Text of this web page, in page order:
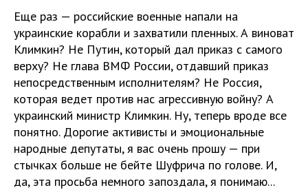
Еще раз — российские военные напали на
украинские корабли и захватили пленных. А виноват
Климкин? Не Путин, который дал приказ с самого
верху? Не глава ВМФ России, отдавший приказ
непосредственным исполнителям? Не Россия,
которая ведет против нас агрессивную войну? А
украинский министр Климкин. Ну, теперь вроде все
понятно. Дорогие активисты и эмоциональные
народные депутаты, я вас очень прошу — при
стычках больше не бейте Шуфрича по голове. И,
да, эта просьба немного запоздала, я понимаю...